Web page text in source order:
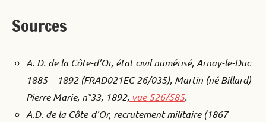
Sources
A. D. de la Côte-d’Or, état civil numérisé, Arnay-le-Duc
1885 – 1892 (FRAD021EC 26/035), Martin (né Billard)
Pierre Marie, n°33, 1892, vue 526/585.
A.D. de la Côte-d’Or, recrutement militaire (1867-